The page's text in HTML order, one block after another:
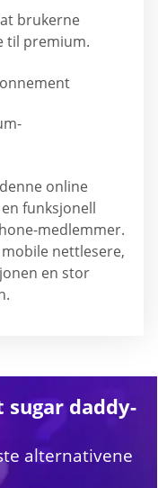
brukerne
til premium.
online
funksjonell
medlemmer.
nettlesere,
en stor
daddy-
alternativene